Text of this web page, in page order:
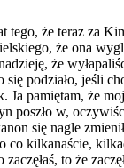
tego, że teraz za
że ona
że
podziało, jeśli
pamiętam, że
poszło w,
się nagle
kilkanaście,
to że